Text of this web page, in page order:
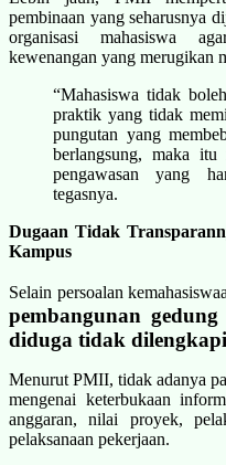
pembinaan yang seharusnya
organisasi mahasiswa
kewenangan yang merugikan
“Mahasiswa tidak
praktik yang tidak
pungutan yang
berlangsung, maka itu
pengawasan yang
tegasnya.
Dugaan Tidak
Kampus
Selain persoalan
pembangunan
diduga tidak
Menurut PMII, tidak adanya
mengenai keterbukaan
anggaran, nilai proyek,
pelaksanaan pekerjaan.